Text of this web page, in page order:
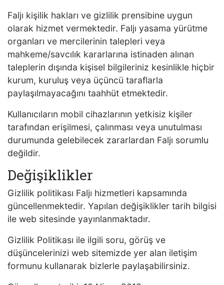
Faljı kişilik hakları ve gizlilik prensibine uygun
olarak hizmet vermektedir. Faljı yasama yürütme
organları ve mercilerinin talepleri veya
mahkeme/savcılık kararlarına istinaden alınan
taleplerin dışında kişisel bilgileriniz kesinlikle hiçbir
kurum, kuruluş veya üçüncü taraflarla
paylaşılmayacağını taahhüt etmektedir.
Kullanıcıların mobil cihazlarının yetkisiz kişiler
tarafından erişilmesi, çalınması veya unutulması
durumunda gelebilecek zararlardan Faljı sorumlu
değildir.
Değişiklikler
Gizlilik politikası Faljı hizmetleri kapsamında
güncellenmektedir. Yapılan değişiklikler tarih bilgisi
ile web sitesinde yayınlanmaktadır.
Gizlilik Politikası ile ilgili soru, görüş ve
düşüncelerinizi web sitemizde yer alan iletişim
formunu kullanarak bizlerle paylaşabilirsiniz.